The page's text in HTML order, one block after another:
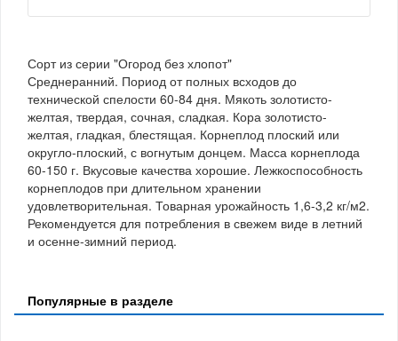
Сорт из серии "Огород без хлопот"
Среднеранний. Пориод от полных всходов до
технической спелости 60-84 дня. Мякоть золотисто-
желтая, твердая, сочная, сладкая. Кора золотисто-
желтая, гладкая, блестящая. Корнеплод плоский или
округло-плоский, с вогнутым донцем. Масса корнеплода
60-150 г. Вкусовые качества хорошие. Лежкоспособность
корнеплодов при длительном хранении
удовлетворительная. Товарная урожайность 1,6-3,2 кг/м2.
Рекомендуется для потребления в свежем виде в летний
и осенне-зимний период.
Популярные в разделе